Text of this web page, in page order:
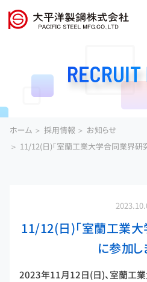
ホーム 採用情報
お知らせ
11/12(日)「室蘭工業大学合同業界研究
11/12(日)「室蘭工業大
に参加し
2023年11月12日(日)、室蘭工